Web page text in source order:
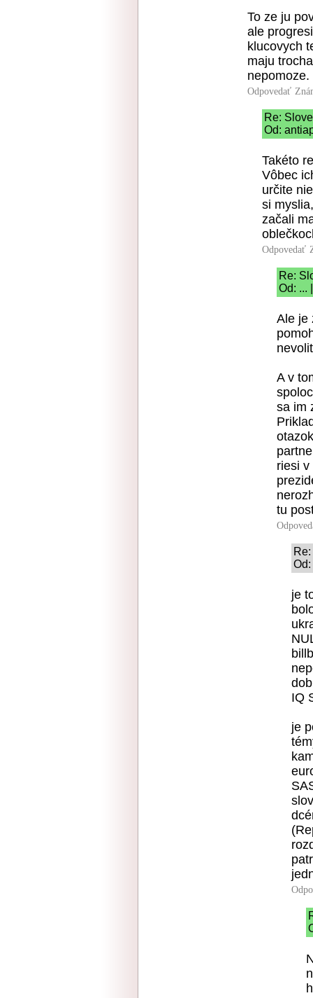
To ze ju
ale
klucovych
maju
nepomoze.
Odpovedať
Re:
Od:
Takéto
Vôbec
určite
si
začali
Odpovedať
Re:
Od: ...
Ale je
A v
sa im
riesi
tu
je
IQ
je